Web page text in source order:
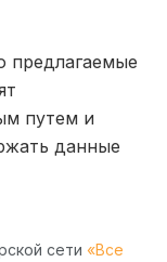
предлагаемые
путем и
данные
сети «Все